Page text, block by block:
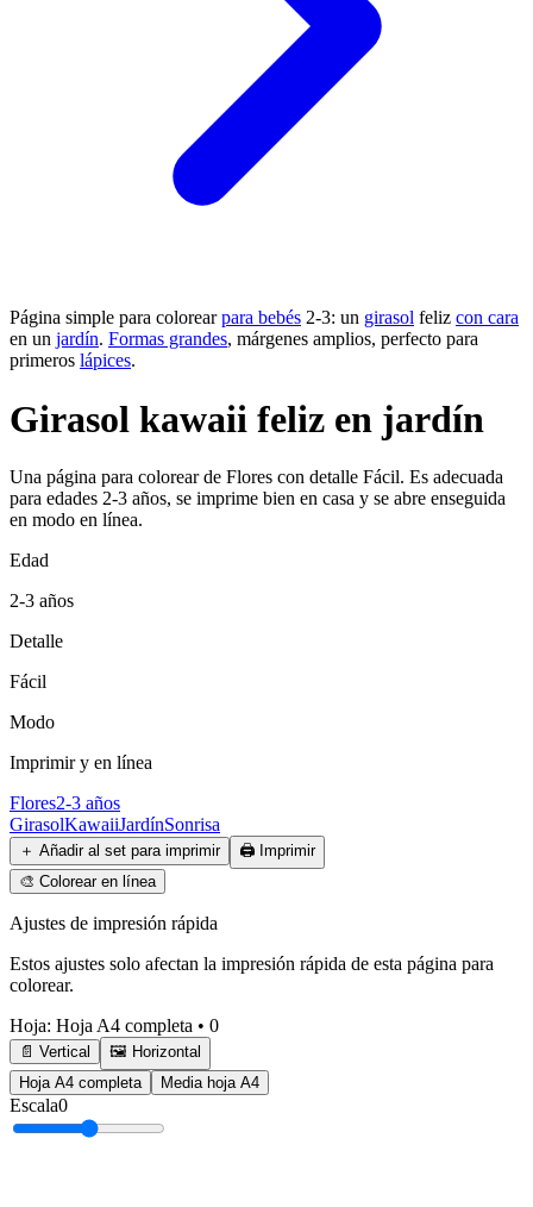
Página simple para colorearpara bebés 2-3: un girasol feliz con cara
en un jardín. Formas grandes, márgenes amplios, perfecto para
primeros lápices.
Girasol kawaii feliz en jardín
Una página para colorear de Flores con detalle Fácil. Es adecuada
para edades 2-3 años, se imprime bien en casa y se abre enseguida
en modo en línea.
Edad
2-3 años
Detalle
Fácil
Modo
Imprimir y en línea
Flores2-3 años
GirasolKawaiiJardínSonrisa
＋ Añadir al set para imprimir 🖨️ Imprimir
🎨 Colorear en línea
Ajustes de impresión rápida
Estos ajustes solo afectan la impresión rápida de esta página para
colorear.
Hoja: Hoja A4 completa • 0
📄 Vertical
🖼️ Horizontal
Hoja A4 completa
Media hoja A4
Escala0